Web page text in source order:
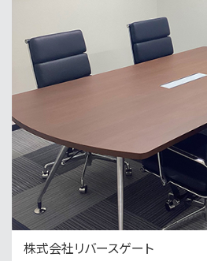
第4位
第5位
株式会社リバースゲート